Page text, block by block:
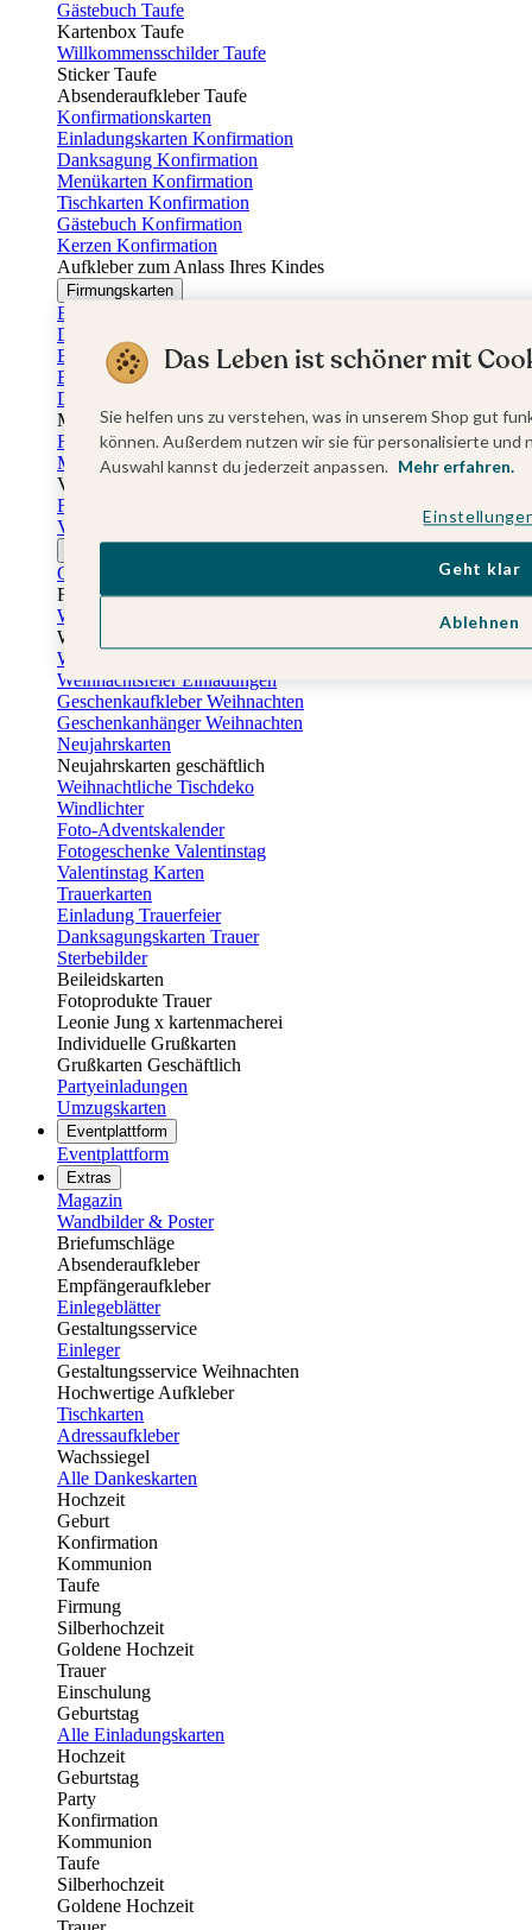
Gästebuch Taufe
Kartenbox Taufe
Willkommensschilder Taufe
Sticker Taufe
Absenderaufkleber Taufe
Konfirmationskarten
Einladungskarten Konfirmation
Danksagung Konfirmation
Menükarten Konfirmation
Tischkarten Konfirmation
Gästebuch Konfirmation
Kerzen Konfirmation
Aufkleber zum Anlass Ihres Kindes
Firmungskarten
Einladungskarten Firmung
Dankeskarten Firmung
Einschulungskarten
Einladungskarten Einschulung
Danksagung Einschulung
Muttertag
Fotogeschenke Muttertag
Muttertagskarten
Vatertag
Fotogeschenke Vatertag
Vatertagskarten
Ostern
Osterkarten
Fotogeschenke zu Ostern
Weihnachtskarten
Weihnachtskarten selbst gestalten
Weihnachtskarten geschäftlich
Weihnachtsfeier Einladungen
Geschenkaufkleber Weihnachten
Geschenkanhänger Weihnachten
Neujahrskarten
Neujahrskarten geschäftlich
Weihnachtliche Tischdeko
Windlichter
Foto-Adventskalender
Fotogeschenke Valentinstag
Valentinstag Karten
Trauerkarten
Einladung Trauerfeier
Danksagungskarten Trauer
Sterbebilder
Beileidskarten
Fotoprodukte Trauer
Leonie Jung x kartenmacherei
Individuelle Grußkarten
Grußkarten Geschäftlich
Partyeinladungen
Umzugskarten
Eventplattform
Eventplattform
Extras
Magazin
Wandbilder & Poster
Briefumschläge
Absenderaufkleber
Empfängeraufkleber
Einlegeblätter
Gestaltungsservice
Einleger
Gestaltungsservice Weihnachten
Hochwertige Aufkleber
Tischkarten
Adressaufkleber
Wachssiegel
Alle Dankeskarten
Hochzeit
Geburt
Konfirmation
Kommunion
Taufe
Firmung
Silberhochzeit
Goldene Hochzeit
Trauer
Einschulung
Geburtstag
Alle Einladungskarten
Hochzeit
Geburtstag
Party
Konfirmation
Kommunion
Taufe
Silberhochzeit
Goldene Hochzeit
Das Leben ist schöner mit
Sie helfen uns zu verstehen, was in unserem Shop gut
können. Außerdem nutzen wir sie für personalisierte
Auswahl kannst du jederzeit anpassen. Mehr erfahren.
Ablehnen
Geht klar